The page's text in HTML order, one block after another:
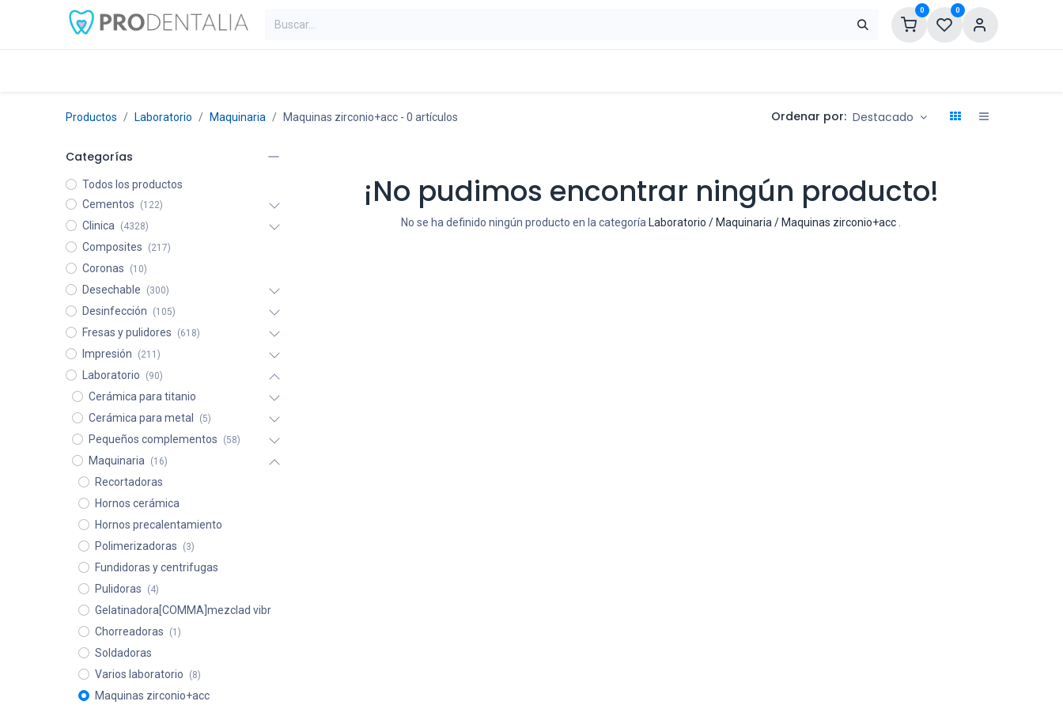
0 0
Productos Laboratorio Maquinaria Maquinas zirconio+acc- 0 artículos Ordenar por: Destacado
Categorías
Todos los productos
Cementos
(122)
Clinica (4328)
Composites (217)
Coronas (10)
Desechable (300)
Desinfección (105)
Fresas y pulidores (618)
Impresión (211)
Laboratorio (90)
Cerámica para titanio
Cerámica para metal
(5)
Pequeños complementos (58)
Maquinaria (16)
Recortadoras
Hornos cerámica
Hornos precalentamiento
Polimerizadoras
(3)
Fundidoras y centrifugas
Pulidoras
(4)
Gelatinadora[COMMA]mezclad vibr
Chorreadoras
(1)
Soldadoras
Varios laboratorio
(8)
Maquinas zirconio+acc
¡No pudimos encontrar ningún producto!
No se ha definido ningún producto en la categoría Laboratorio / Maquinaria / Maquinas zirconio+acc